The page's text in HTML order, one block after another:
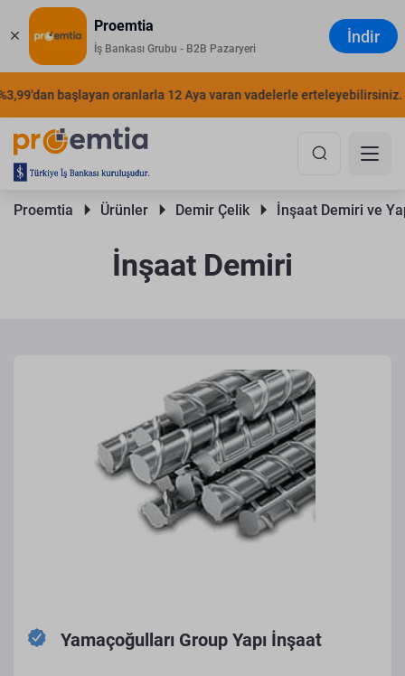
Proemtia
İş Bankası Grubu - B2B Pazaryeri
İndir
başlayan oranlarla 12 Aya varan vadelerle erteleyebilirsiniz.
Proemtia Ürünler Demir Çelik İnşaat Demiri ve
İnşaat Demiri
Yamaçoğulları Group Yapı İnşaat